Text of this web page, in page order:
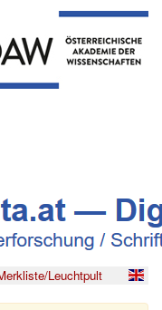
Leuchtpult